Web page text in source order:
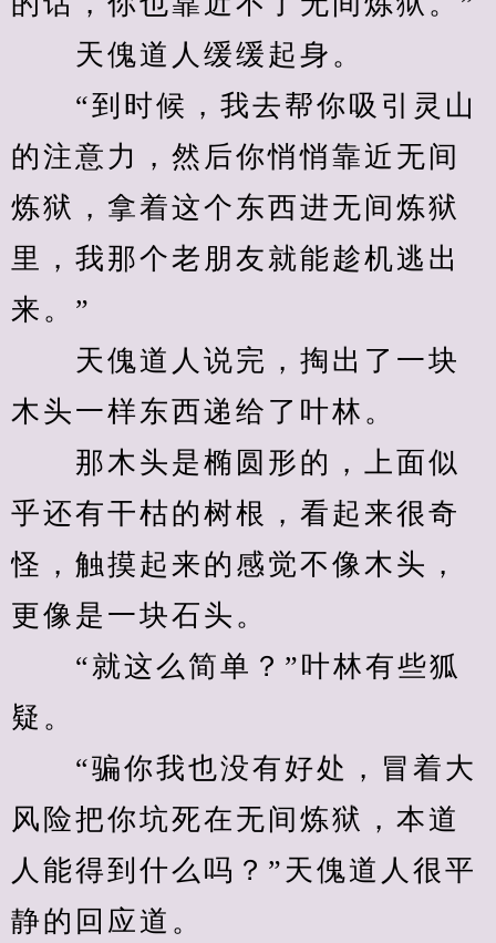
天傀道人缓缓起身。
“到时候，我去帮你吸引灵山
的注意力，然后你悄悄靠近无间
炼狱，拿着这个东西进无间炼狱
里，我那个老朋友就能趁机逃出
来。”
天傀道人说完，掏出了一块
木头一样东西递给了叶林。
那木头是椭圆形的，上面似
乎还有干枯的树根，看起来很奇
怪，触摸起来的感觉不像木头，
更像是一块石头。
“就这么简单？”叶林有些狐
疑。
“骗你我也没有好处，冒着大
风险把你坑死在无间炼狱，本道
人能得到什么吗？”天傀道人很平
静的回应道。